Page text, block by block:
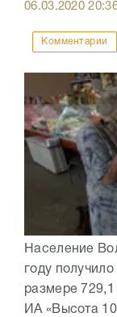
06.03.2020
Комментарии
Население
году
размере
ИА «Высота